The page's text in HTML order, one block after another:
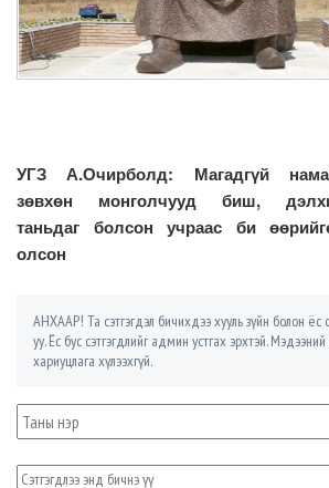
УГЗ А.Очирболд: Магадгүй
зөвхөн монголчууд биш,
таньдаг болсон учраас би
олсон
АНХААР! Та сэтгэгдэл бичихдээ хууль зүйн болон ёс
уу. Ёс бус сэтгэгдлийг админ устгах эрхтэй.
хариуцлага хүлээхгүй.